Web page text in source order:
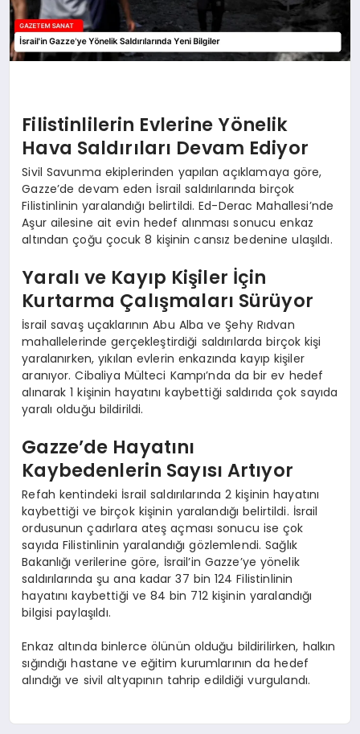
Filistinlilerin Evlerine Yönelik
Hava Saldırıları Devam Ediyor
Sivil Savunma ekiplerinden yapılan açıklamaya göre,
Gazze’de devam eden İsrail saldırılarında birçok
Filistinlinin yaralandığı belirtildi. Ed-Derac Mahallesi’nde
Aşur ailesine ait evin hedef alınması sonucu enkaz
altından çoğu çocuk 8 kişinin cansız bedenine ulaşıldı.
Yaralı ve Kayıp Kişiler İçin
Kurtarma Çalışmaları Sürüyor
İsrail savaş uçaklarının Abu Alba ve Şehy Rıdvan
mahallelerinde gerçekleştirdiği saldırılarda birçok kişi
yaralanırken, yıkılan evlerin enkazında kayıp kişiler
aranıyor. Cibaliya Mülteci Kampı’nda da bir ev hedef
alınarak 1 kişinin hayatını kaybettiği saldırıda çok sayıda
yaralı olduğu bildirildi.
Gazze’de Hayatını
Kaybedenlerin Sayısı Artıyor
Refah kentindeki İsrail saldırılarında 2 kişinin hayatını
kaybettiği ve birçok kişinin yaralandığı belirtildi. İsrail
ordusunun çadırlara ateş açması sonucu ise çok
sayıda Filistinlinin yaralandığı gözlemlendi. Sağlık
Bakanlığı verilerine göre, İsrail’in Gazze’ye yönelik
saldırılarında şu ana kadar 37 bin 124 Filistinlinin
hayatını kaybettiği ve 84 bin 712 kişinin yaralandığı
bilgisi paylaşıldı.
Enkaz altında binlerce ölünün olduğu bildirilirken, halkın
sığındığı hastane ve eğitim kurumlarının da hedef
alındığı ve sivil altyapının tahrip edildiği vurgulandı.